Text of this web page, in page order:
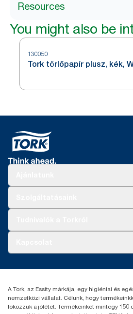
Resources
You might also be
130050
Tork törlőpapír plusz, kék,
+36 1 392 2176
H-1021 Budapest
Budakeszi út 51.
A Tork, az Essity márkája, egy higiéniai és
nemzetközi vállalat. Célunk, hogy
fokozzuk a jólétet. Termékeinket mintegy 150